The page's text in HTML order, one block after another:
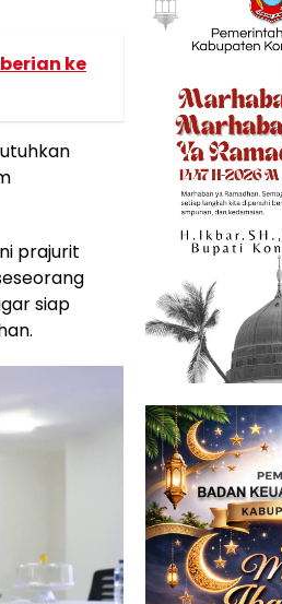
ke
prajurit
siap